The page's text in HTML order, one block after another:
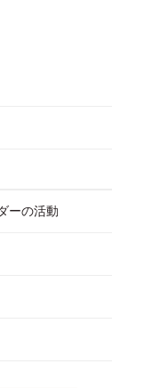
ーの活動